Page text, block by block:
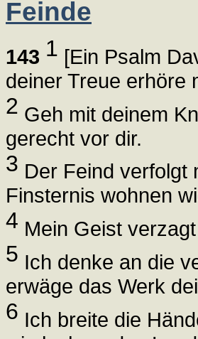
Feinde
143 1 [Ein Psalm
deiner Treue erhöre
2 Geh mit deinem
gerecht vor dir.
3 Der Feind verfolgt
Finsternis wohnen
4 Mein Geist
5 Ich denke an die
erwäge das Werk
6 Ich breite die